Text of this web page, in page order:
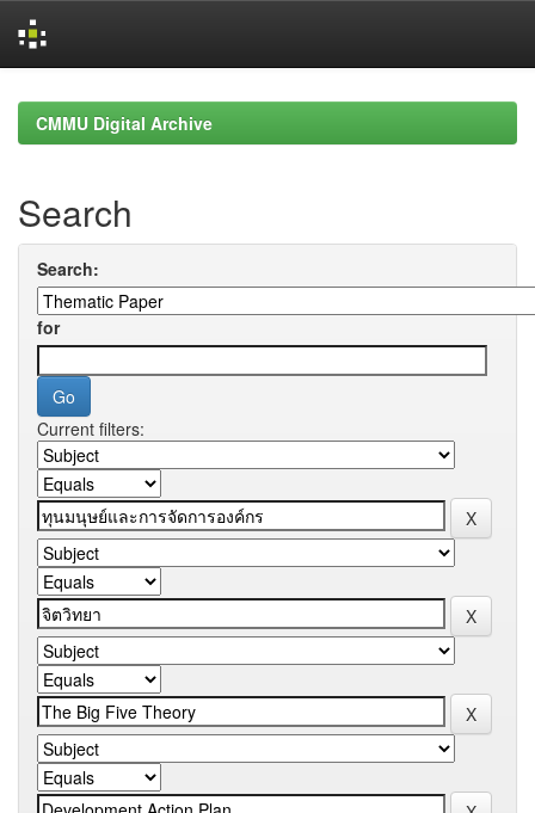
navigationCMMU Digital Archive
Search
Search:
for
Current filters: